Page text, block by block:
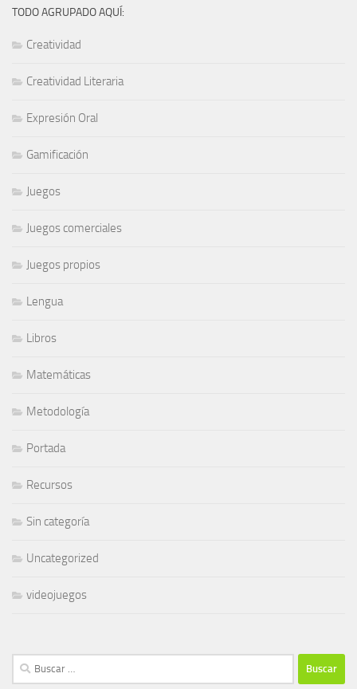
TODO AGRUPADO AQUÍ:
Creatividad
Creatividad Literaria
Expresión Oral
Gamificación
Juegos
Juegos comerciales
Juegos propios
Lengua
Libros
Matemáticas
Metodología
Portada
Recursos
Sin categoría
Uncategorized
videojuegos
Buscar: